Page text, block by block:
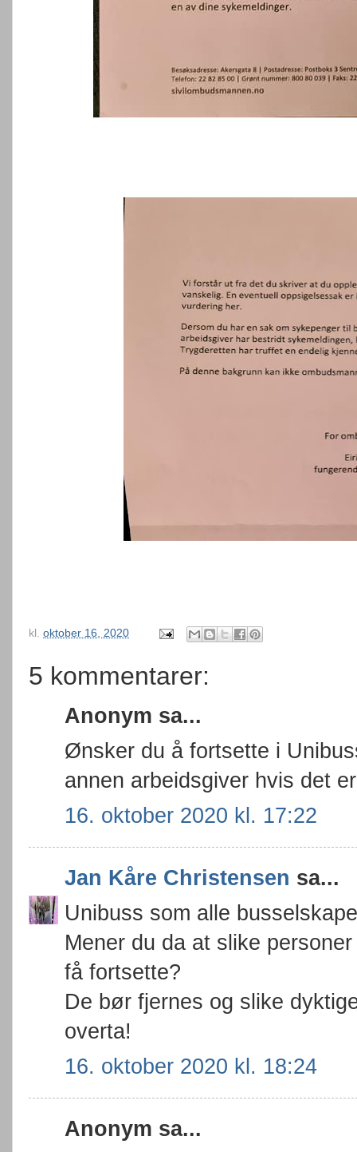
kl. oktober 16, 2020
5 kommentarer:
Anonym sa...
Ønsker du å fortsette i
annen arbeidsgiver hvis det
16. oktober 2020 kl. 17:22
Jan Kåre Christensen sa...
Unibuss som alle
Mener du da at slike
få fortsette?
De bør fjernes og slike
overta!
16. oktober 2020 kl. 18:24
Anonym sa...